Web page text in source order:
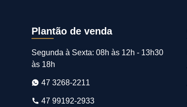
Plantão de venda
Segunda à Sexta: 08h às 12h - 13h30
às 18h
47 3268-2211
47 99192-2933